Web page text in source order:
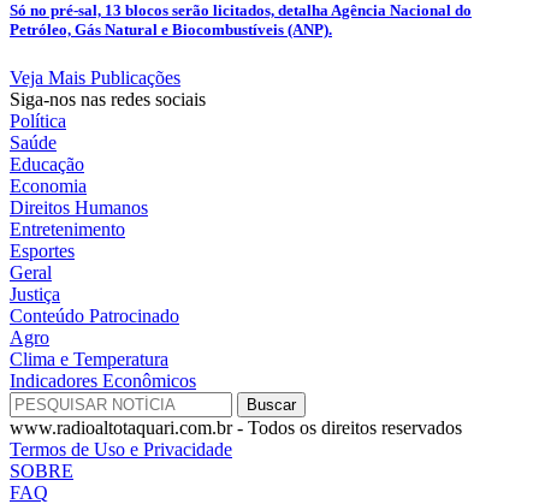
Só no pré-sal, 13 blocos serão licitados, detalha Agência Nacional do
Petróleo, Gás Natural e Biocombustíveis (ANP).
Veja Mais Publicações
Siga-nos nas redes sociais
Política
Saúde
Educação
Economia
Direitos Humanos
Entretenimento
Esportes
Geral
Justiça
Conteúdo Patrocinado
Agro
Clima e Temperatura
Indicadores Econômicos
www.radioaltotaquari.com.br - Todos os direitos reservados
Termos de Uso e Privacidade
SOBRE
FAQ